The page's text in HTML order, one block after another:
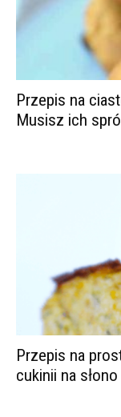
Przepis na
Musisz ich
Przepis na
cukinii na słono